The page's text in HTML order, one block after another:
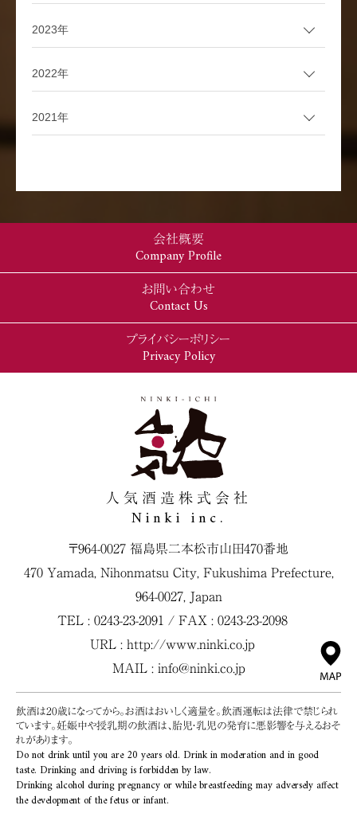
2023年
2022年
2021年
会社概要
Company Profile
お問い合わせ
Contact Us
プライバシーポリシー
Privacy Policy
人気酒造株式会社
Ninki inc.
〒964-0027 福島県二本松市山田470番地
470 Yamada, Nihonmatsu City, Fukushima Prefecture,
964-0027, Japan
TEL : 0243-23-2091 / FAX : 0243-23-2098
URL : http://www.ninki.co.jp
MAIL : info@ninki.co.jp
飲酒は20歳になってから。お酒はおいしく適量を。飲酒運転は法律で禁じられ
ています。妊娠中や授乳期の飲酒は、胎児・乳児の発育に悪影響を与えるおそ
れがあります。
Do not drink until you are 20 years old. Drink in moderation and in good
taste. Drinking and driving is forbidden by law.
Drinking alcohol during pregnancy or while breastfeeding may adversely affect
the development of the fetus or infant.